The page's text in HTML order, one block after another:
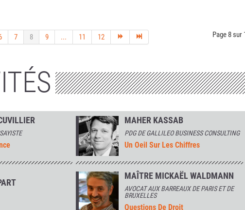
Page 8 sur
7 8 9 ... 11 12
MAHER KASSAB
PDG DE GALLILEO BUSINESS CONSULTING
Un Oeil Sur Les Chiffres
MAÎTRE MICKAËL WALDMANN
AVOCAT AUX BARREAUX DE PARIS ET DE
BRUXELLES
Questions De Droit